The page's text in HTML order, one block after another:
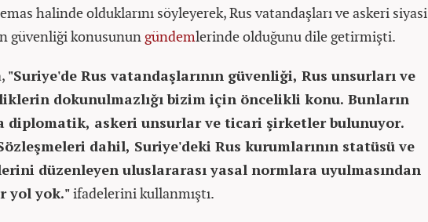
halinde olduklarını söyleyerek, Rus vatandaşları ve askeri siyasi
güvenliği konusunun gündemlerinde olduğunu dile getirmişti.
"Suriye'de Rus vatandaşlarının güvenliği, Rus unsurları ve
dokunulmazlığı bizim için öncelikli konu. Bunların
diplomatik, askeri unsurlar ve ticari şirketler bulunuyor.
dahil, Suriye'deki Rus kurumlarının statüsü ve
düzenleyen uluslararası yasal normlara uyulmasından
yol yok."ifadelerini kullanmıştı.